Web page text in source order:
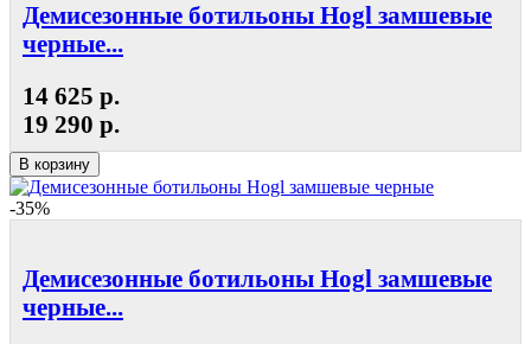
Демисезонные ботильоны Hogl замшевые
черные...
14 625 р.
19 290 р.
В корзину
-35%
Демисезонные ботильоны Hogl замшевые
черные...